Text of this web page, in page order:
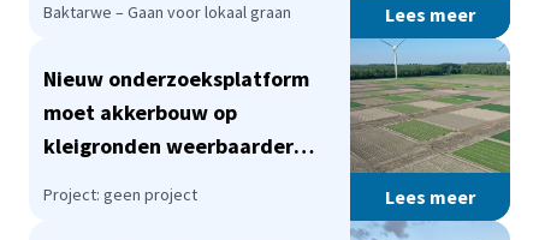
Lees meer
Baktarwe – Gaan voor lokaal graan
Lees meer
Nieuw onderzoeksplatform
moet akkerbouw op
kleigronden weerbaarder
Project: geen project